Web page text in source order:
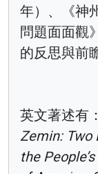
年）、《神
問題面面觀
的反思與前
英文著述有：
Zemin: Two
the